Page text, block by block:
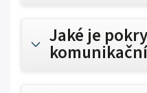
Jaké je